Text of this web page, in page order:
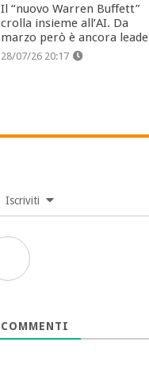
Il “nuovo Warren Buffett”
crolla insieme all’AI. Da
marzo però è ancora
28/07/26 20:17
Iscriviti
COMMENTI